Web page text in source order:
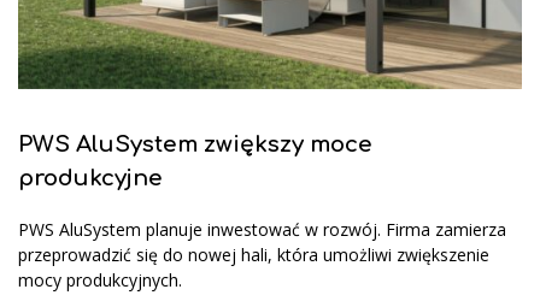
PWS AluSystem zwiększy moce
produkcyjne
PWS AluSystem planuje inwestować w rozwój. Firma zamierza
przeprowadzić się do nowej hali, która umożliwi zwiększenie
mocy produkcyjnych.